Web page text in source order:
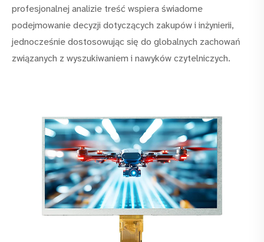
profesjonalnej analizie treść wspiera świadome
podejmowanie decyzji dotyczących zakupów i inżynierii,
jednocześnie dostosowując się do globalnych zachowań
związanych z wyszukiwaniem i nawyków czytelniczych.